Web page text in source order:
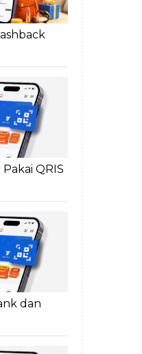
QRIS
dan